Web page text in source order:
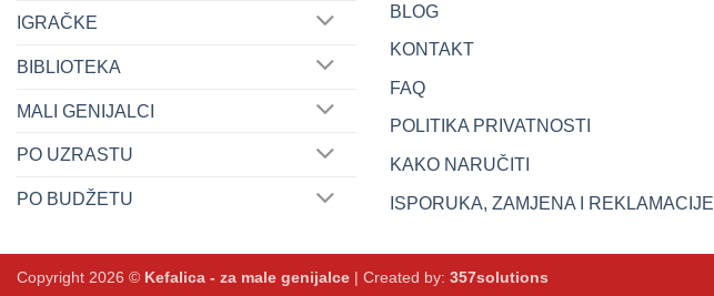
IGRAČKE
BIBLIOTEKA
MALI GENIJALCI
PO UZRASTU
PO BUDŽETU
BLOG
KONTAKT
FAQ
POLITIKA PRIVATNOSTI
KAKO NARUČITI
ISPORUKA, ZAMJENA I REKLAMACIJE
Copyright 2026 © Kefalica - za male genijalce | Created by: 357solutions